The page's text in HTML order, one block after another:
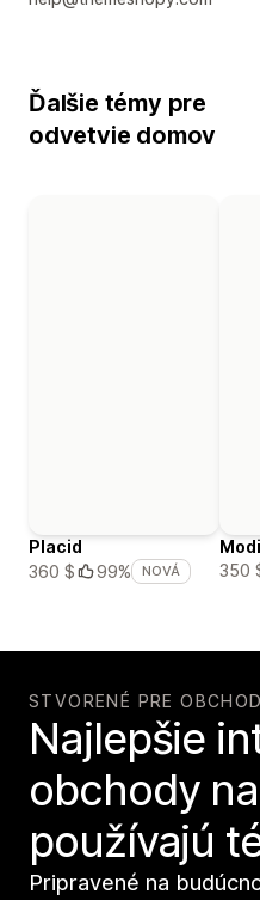
Ďalšie témy pre
odvetvie domov
Placid
360 $
99% NOVÁ
350
STVORENÉ PRE OBCHOD
Najlepšie
obchody
používajú
Pripravené na